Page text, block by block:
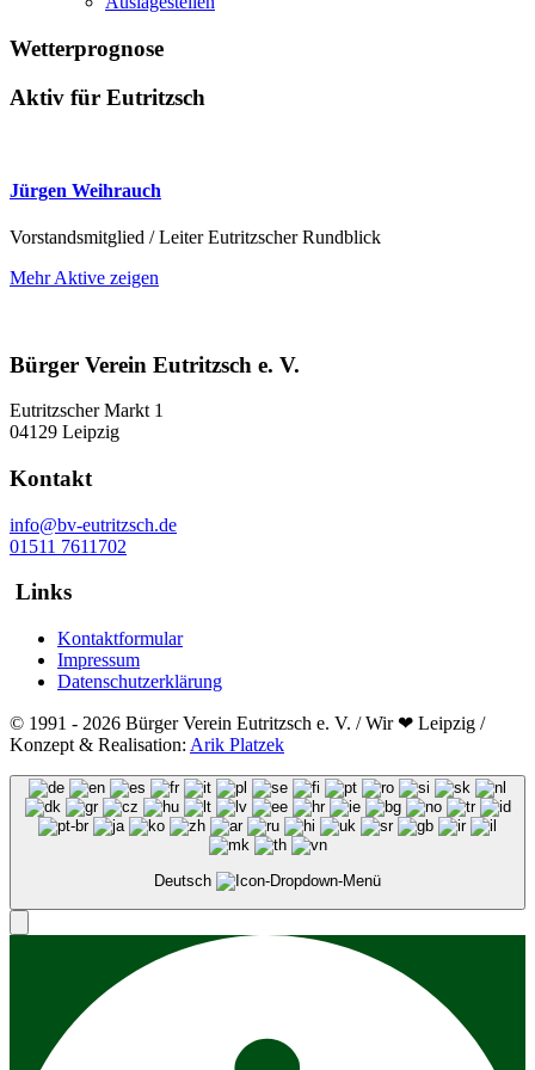
Wetterprognose
Aktiv für Eutritzsch
Jürgen Weihrauch
Vorstandsmitglied / Leiter Eutritzscher Rundblick
Mehr Aktive zeigen
Bürger Verein Eutritzsch e. V.
Eutritzscher Markt 1
04129 Leipzig
Kontakt
info@bv-eutritzsch.de
01511 7611702
Links
Kontaktformular
Impressum
Datenschutzerklärung
© 1991 - 2026 Bürger Verein Eutritzsch e. V. / Wir ❤ Leipzig /
Konzept & Realisation: Arik Platzek
Deutsch